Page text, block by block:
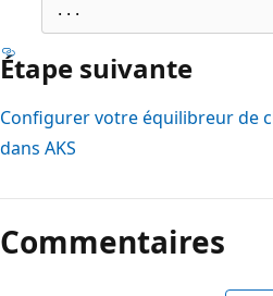
Étape suivante
Configurer votre équilibreur de
dans AKS
Commentaires